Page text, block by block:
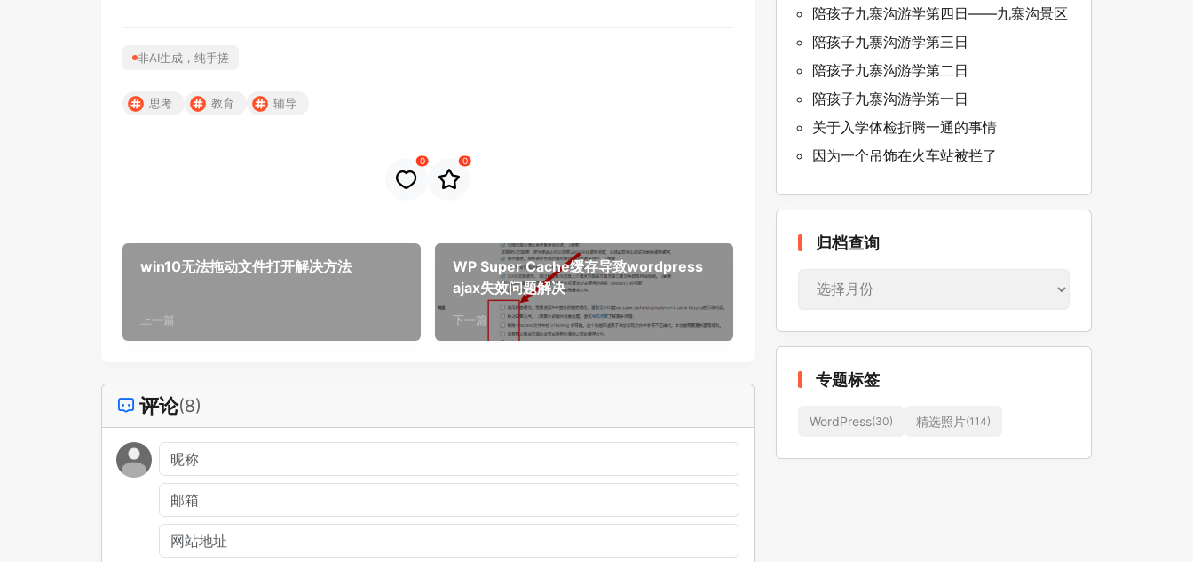
非AI生成，纯手搓
思考 教育 辅导
0 0
win10无法拖动文件打开解决方法
上一篇
WP Super Cache缓存导致wordpress
ajax失效问题解决
下一篇
评论(8)
陪孩子九寨沟游学第四日——九寨沟景区
陪孩子九寨沟游学第三日
陪孩子九寨沟游学第二日
陪孩子九寨沟游学第一日
关于入学体检折腾一通的事情
因为一个吊饰在火车站被拦了
归档查询
归
专题标签
WordPress(30) 精选照片(114)